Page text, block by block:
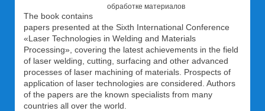
обработке материалов
The book contains
papers presented at the Sixth International Conference
«Laser Technologies in Welding and Materials
Processing», covering the latest achievements in the field
of laser welding, cutting, surfacing and other advanced
processes of laser machining of materials. Prospects of
application of laser technologies are considered. Authors
of the papers are the known specialists from many
countries all over the world.